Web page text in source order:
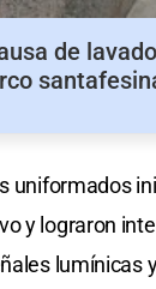
de
uniformados
y lograron
lumínicas